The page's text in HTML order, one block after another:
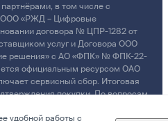
в том числе с
ООО «РЖД – Цифровые
договора № ЦПР-1282 от
услуг и Договора ООО
решения» с АО «ФПК» № ФПК-22-
официальным ресурсом ОАО
сервисный сбор. Итоговая
покупки. По вопросам
удобной работы с